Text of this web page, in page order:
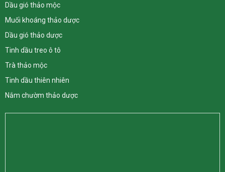
Dầu gió thảo mộc
Muối khoáng thảo dược
Dầu gió thảo dược
Tinh dầu treo ô tô
Trà thảo mộc
Tinh dầu thiên nhiên
Nắm chườm thảo dược